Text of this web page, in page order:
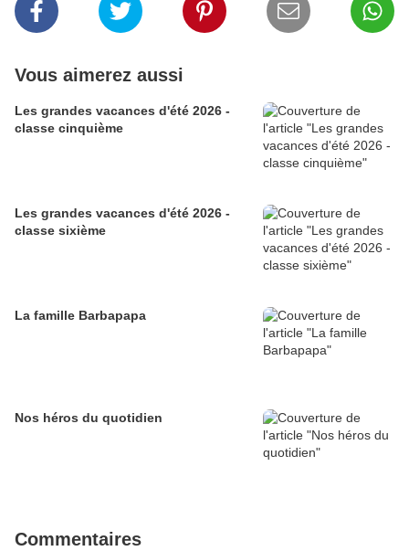
Vous aimerez aussi
Les grandes vacances d'été 2026 -
classe cinquième
Les grandes vacances d'été 2026 -
classe sixième
La famille Barbapapa
Nos héros du quotidien
Commentaires